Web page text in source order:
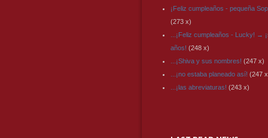
¡Feliz cumpleaños - pequeña
(273 x)
...¡Feliz cumpleaños - Lucky! →
años! (248 x)
...¡Shiva y sus nombres! (247 x)
...¡no estaba planeado así! (247
...¡las abreviaturas! (243 x)